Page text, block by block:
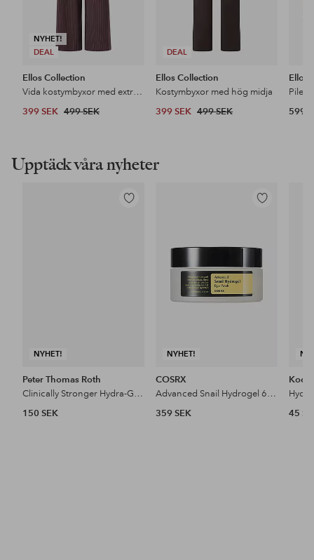
NYHET!
DEAL
Ellos Collection
Vida kostymbyxor med extra hög midja
399 SEK 499 SEK
DEAL
Ellos Collection
Kostymbyxor med hög midja
399 SEK 499 SEK
Ellos
599
Upptäck våra nyheter
NYHET!
Lägg
Peter Thomas Roth
Clinically Stronger Hydra-Gel Eye Patches 3-Pair
150 SEK
NYHET!
Lägg
COSRX
Advanced Snail Hydrogel 60 Eye Patch Pcs
359 SEK
45